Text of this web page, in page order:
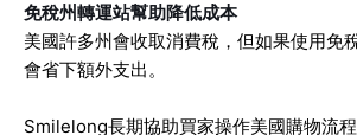
免稅州轉運站幫助降低成本
美國許多州會收取消費稅，但如果使用免
會省下額外支出。
Smilelong長期協助買家操作美國購物流